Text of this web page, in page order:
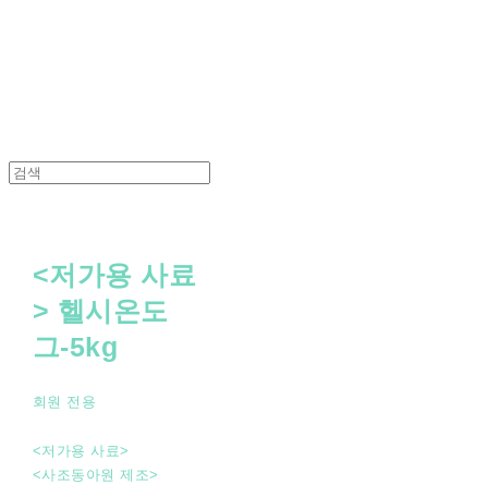
<저가용 사료
> 헬시온도
그-5kg
회원 전용
<저가용 사료>
<사조동아원 제조>